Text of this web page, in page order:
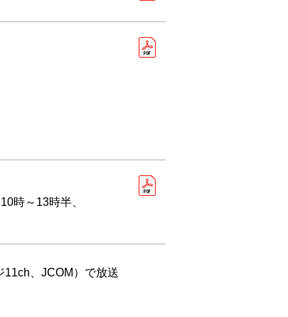
時～13時半、
11ch、JCOM）で放送